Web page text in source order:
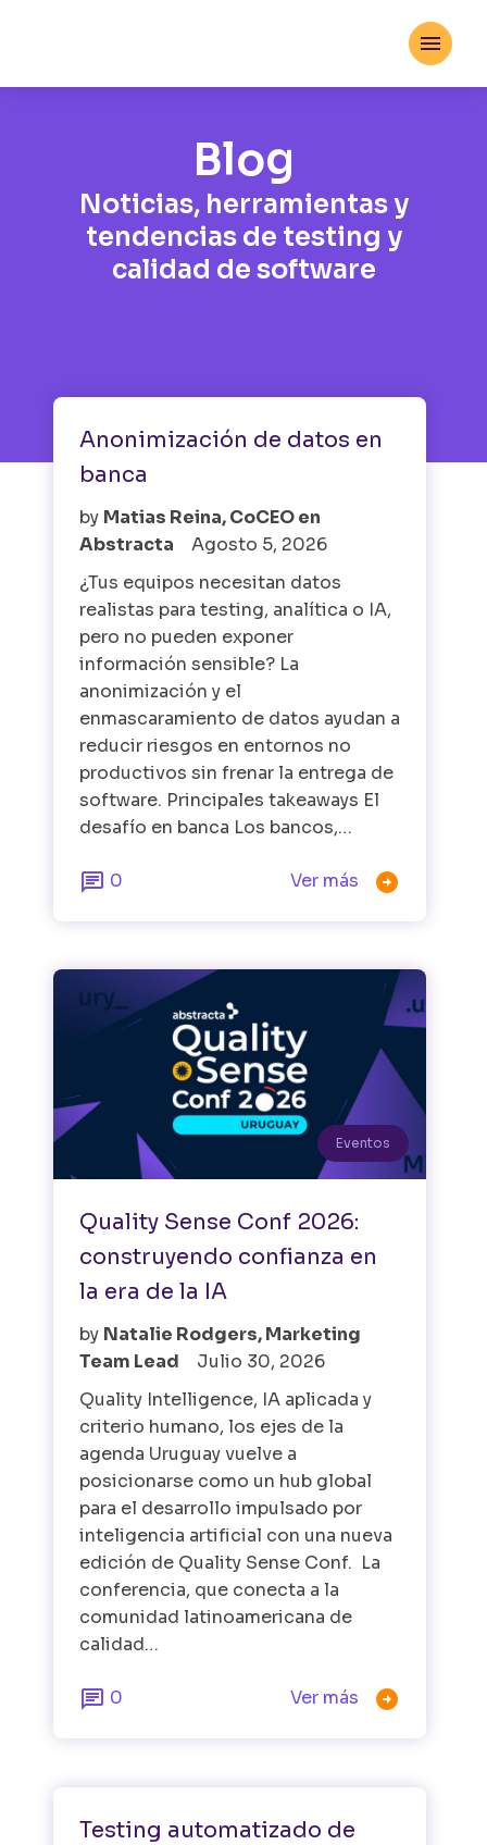

Blog
Noticias, herramientas y
tendencias de testing y
calidad de software
Anonimización de datos en
banca
by Matias Reina, CoCEO en
Abstracta
Agosto 5, 2026
¿Tus equipos necesitan datos
realistas para testing, analítica o IA,
pero no pueden exponer
información sensible? La
anonimización y el
enmascaramiento de datos ayudan a
reducir riesgos en entornos no
productivos sin frenar la entrega de
software. Principales takeaways El
desafío en banca Los bancos,…
 0 Ver más 
Eventos
Quality Sense Conf 2026:
construyendo confianza en
la era de la IA
by Natalie Rodgers, Marketing
Team Lead
Julio 30, 2026
Quality Intelligence, IA aplicada y
criterio humano, los ejes de la
agenda Uruguay vuelve a
posicionarse como un hub global
para el desarrollo impulsado por
inteligencia artificial con una nueva
edición de Quality Sense Conf. La
conferencia, que conecta a la
comunidad latinoamericana de
calidad…
 0 Ver más 
Testing automatizado de